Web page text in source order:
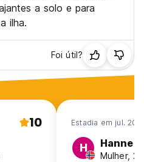
Gratuito podem ser
noite de estadia, será
não são elegíveis
circunstâncias. Os hóspedes
ao Covid:
entendem os riscos de viajar
coisa pode acontecer,
a solo e para
ilha.
Foi útil?
10 Estadia em jul.
H Hanne
Mulher,